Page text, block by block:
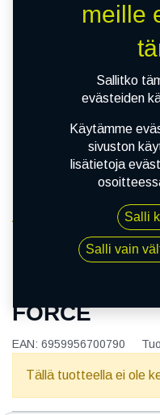
165/
FORCE
EAN: 6959956700790
Tällä tuotteella ei ole
meille
Sallitko
evästeiden
Käytämme
sivuston
lisätietoja
Salli
Salli vain